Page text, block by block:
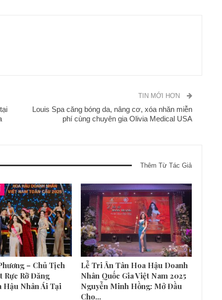
TIN MỚI HƠN
Louis Spa căng bóng da, nâng cơ, xóa nhăn miễn
phí cùng chuyên gia Olivia Medical USA
Thêm Từ Tác Giả
– Chủ Tịch
Rực Rỡ Đăng
Hậu Nhân Ái Tại
Lễ Tri Ân Tân Hoa Hậu Doanh
Nhân Quốc Gia Việt Nam 2025
Nguyễn Minh Hồng: Mở Đầu
Cho…